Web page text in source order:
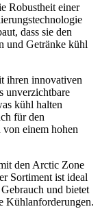
Robustheit einer
dass sie den
und Getränke kühl
ihren innovativen
unverzichtbare
kühl halten
für den
von einem hohen
den Arctic Zone
Sortiment ist ideal
und bietet
Kühlanforderungen.